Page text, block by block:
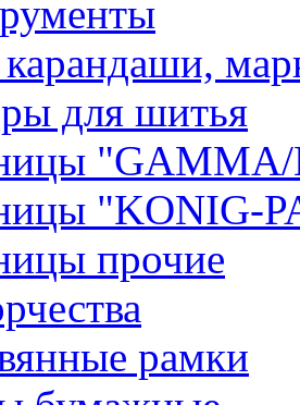
для шитья
"GAMMA/
"KONIG-
прочие
рамки